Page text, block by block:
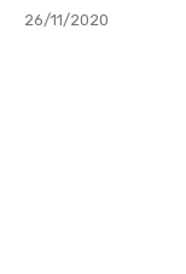
26/11/2020